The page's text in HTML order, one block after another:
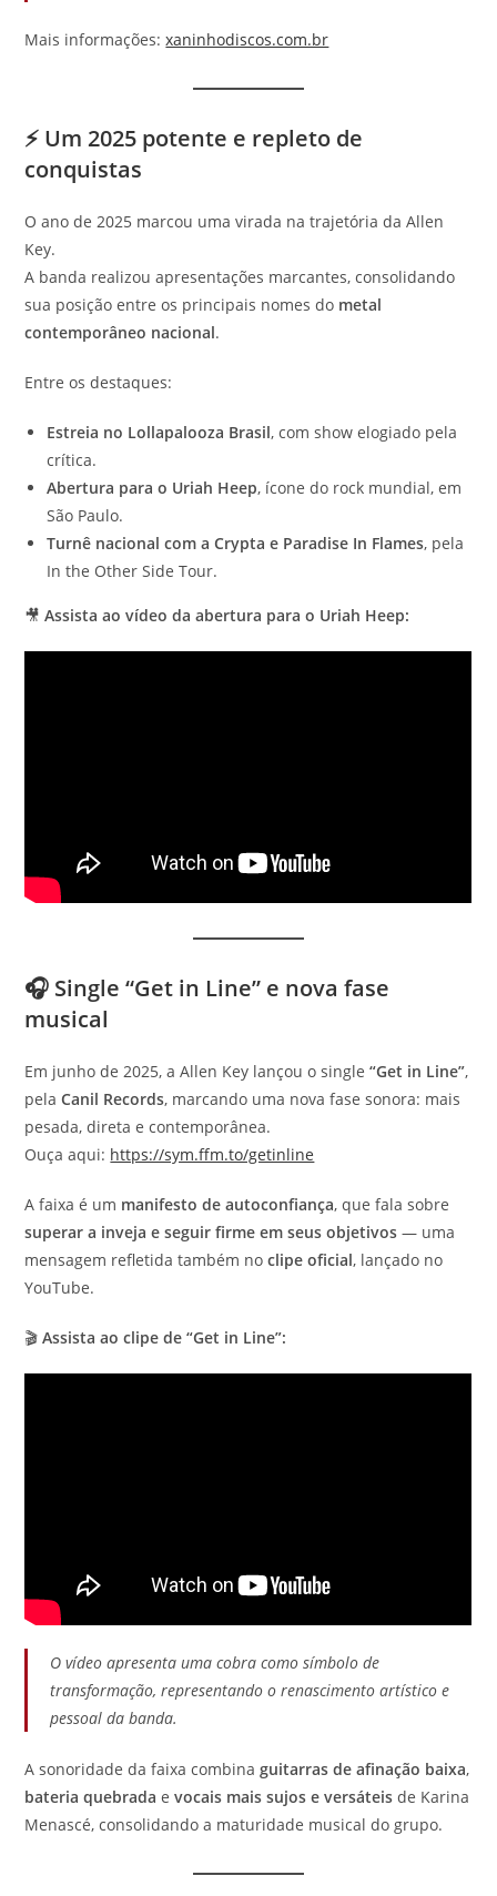
Mais informações:xaninhodiscos.com.br
⚡ Um 2025 potente e repleto de
conquistas
O ano de 2025 marcou uma virada na trajetória da Allen
Key.
A banda realizou apresentações marcantes, consolidando
sua posição entre os principais nomes do metal
contemporâneo nacional.
Entre os destaques:
Estreia no Lollapalooza Brasil, com show elogiado pela
crítica.
Abertura para o Uriah Heep, ícone do rock mundial, em
São Paulo.
Turnê nacional com a Crypta e Paradise In Flames, pela
In the Other Side Tour.
🎥Assista ao vídeo da abertura para o Uriah Heep:
🎧 Single “Get in Line” e nova fase
musical
Em junho de 2025, a Allen Key lançou o single“Get in Line”,
pelaCanil Records, marcando uma nova fase sonora: mais
pesada, direta e contemporânea.
Ouça aqui: https://sym.ffm.to/getinline
A faixa é um manifesto de autoconfiança, que fala sobre
superar a inveja e seguir firme em seus objetivos — uma
mensagem refletida também noclipe oficial, lançado no
YouTube.
🎬Assista ao clipe de “Get in Line”:
O vídeo apresenta uma cobra como símbolo de
transformação, representando o renascimento artístico e
pessoal da banda.
A sonoridade da faixa combinaguitarras de afinação baixa,
bateria quebrada evocais mais sujos e versáteis de Karina
Menascé, consolidando a maturidade musical do grupo.